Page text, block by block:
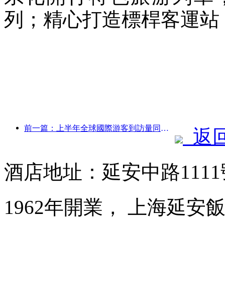
列；精心打造標桿客運
前一篇：上半年全球國際游客到訪量同比增長5%
返
酒店地址：延安中路
1962年開業， 上海延